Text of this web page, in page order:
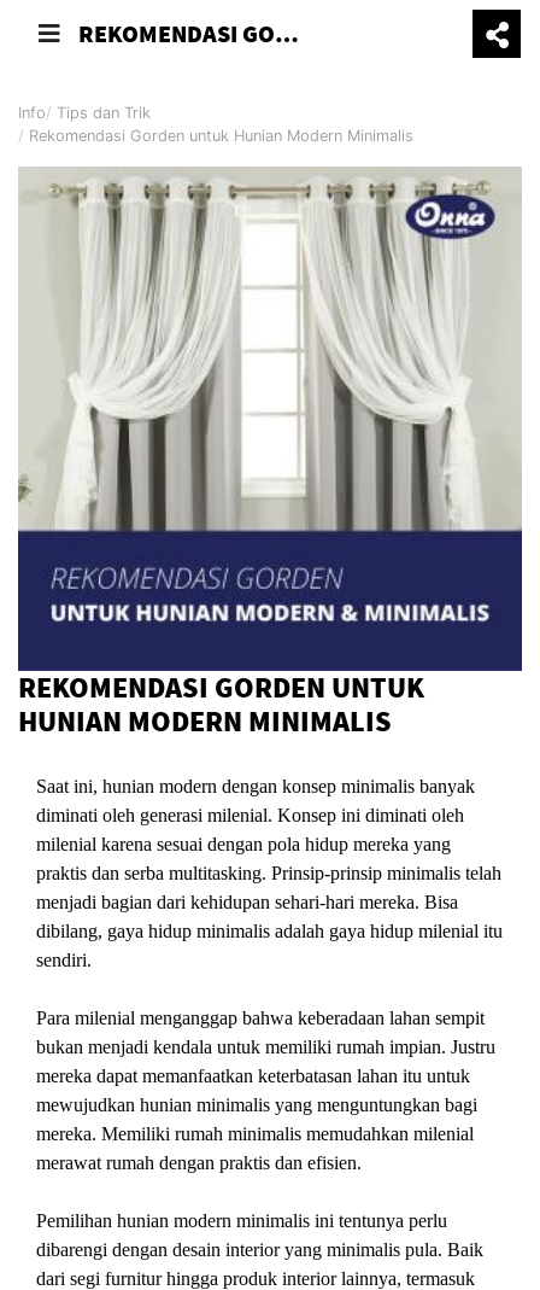
REKOMENDASI GORDEN UNTUK HUNIAN MODERN MINIMALIS
Info
Tips dan Trik
Rekomendasi Gorden untuk Hunian Modern Minimalis
REKOMENDASI GORDEN UNTUK
HUNIAN MODERN MINIMALIS
Saat ini, hunian modern dengan konsep minimalis banyak
diminati oleh generasi milenial. Konsep ini diminati oleh
milenial karena sesuai dengan pola hidup mereka yang
praktis dan serba multitasking. Prinsip-prinsip minimalis telah
menjadi bagian dari kehidupan sehari-hari mereka. Bisa
dibilang, gaya hidup minimalis adalah gaya hidup milenial itu
sendiri.
Para milenial menganggap bahwa keberadaan lahan sempit
bukan menjadi kendala untuk memiliki rumah impian. Justru
mereka dapat memanfaatkan keterbatasan lahan itu untuk
mewujudkan hunian minimalis yang menguntungkan bagi
mereka. Memiliki rumah minimalis memudahkan milenial
merawat rumah dengan praktis dan efisien.
Pemilihan hunian modern minimalis ini tentunya perlu
dibarengi dengan desain interior yang minimalis pula. Baik
dari segi furnitur hingga produk interior lainnya, termasuk